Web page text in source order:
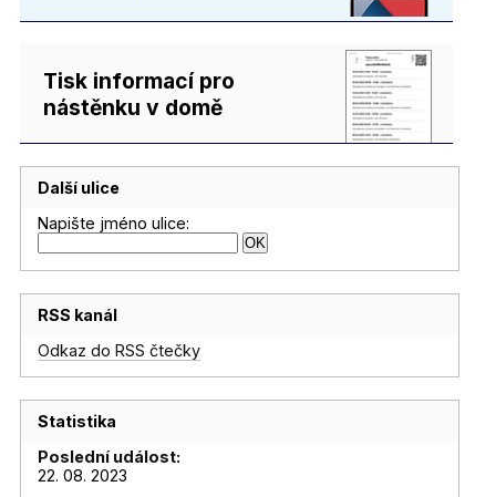
Tisk informací pro
nástěnku v domě
Další ulice
Napište jméno ulice:
RSS kanál
Odkaz do RSS čtečky
Statistika
Poslední událost:
22. 08. 2023